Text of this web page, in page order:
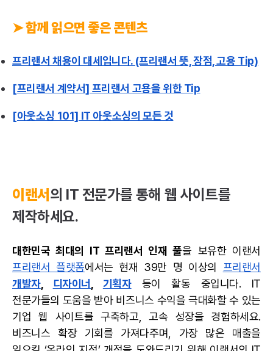
➤ 함께 읽으면 좋은 콘텐츠
프리랜서 채용이 대세입니다. (프리랜서 뜻, 장점, 고용 Tip)
[프리랜서 계약서] 프리랜서 고용을 위한 Tip
[아웃소싱 101] IT 아웃소싱의 모든 것
이랜서 의 IT 전문가를 통해 웹 사이트를
제작하세요.
대한민국 최대의 IT 프리랜서 인재 풀을 보유한 이랜서
프리랜서 플랫폼에서는 현재 39만 명 이상의 프리랜서
개발자, 디자이너 기획자등이 활동 중입니다. IT
전문가들의 도움을 받아 비즈니스 수익을 극대화할 수 있는
기업 웹 사이트를 구축하고, 고속 성장을 경험하세요.
비즈니스 확장 기회를 가져다주며, 가장 많은 매출을